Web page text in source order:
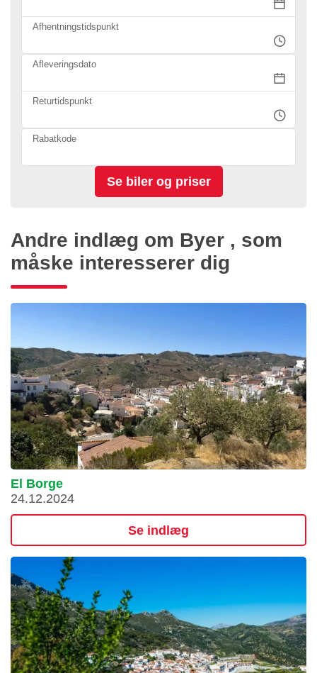
Afhentningstidspunkt
Afleveringsdato
Returtidspunkt
Rabatkode
Andre indlæg om Byer , som
måske interesserer dig
El Borge
24.12.2024
Se indlæg